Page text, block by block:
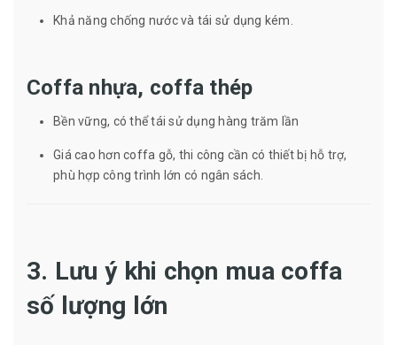
Khả năng chống nước và tái sử dụng kém.
Coffa nhựa, coffa thép
Bền vững, có thể tái sử dụng hàng trăm lần
Giá cao hơn coffa gỗ, thi công cần có thiết bị hỗ trợ,
phù hợp công trình lớn có ngân sách.
3. Lưu ý khi chọn mua coffa
số lượng lớn